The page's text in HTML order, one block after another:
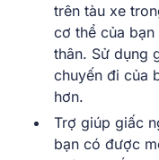
trên tàu xe
cơ thể của
thân. Sử dụng
chuyến đi của
hơn.
Trợ giúp giấc
bạn có được